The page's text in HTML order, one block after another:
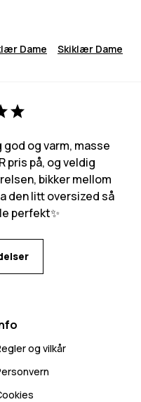
Dame Skiklær Dame
og varm, masse
pris på, og veldig
bikker mellom
den litt oversized så
perfekt✨
og vilkår